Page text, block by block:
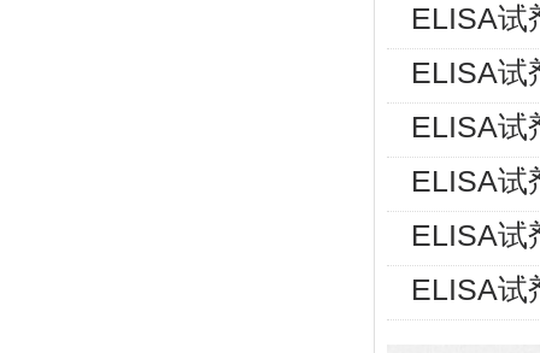
ELISA试
ELISA试
ELISA试
ELISA试
ELISA试
ELISA试